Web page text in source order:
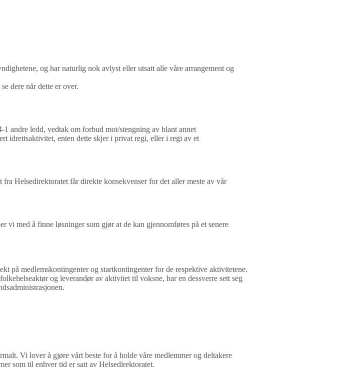
og har naturlig nok avlyst eller utsatt alle våre arrangement og
dere når dette er over.
andre ledd, vedtak om forbud mot/stengning av blant annet
idrettsaktivitet, enten dette skjer i privat regi, eller i regi av et
Helsedirektoratet får direkte konsekvenser for det aller meste av vår
med å finne løsninger som gjør at de kan gjennomføres på et senere
på medlemskontingenter og startkontingenter for de respektive aktivitetene.
og leverandør av aktivitet til voksne, har en dessverre sett seg
Vi lover å gjøre vårt beste for å holde våre medlemmer og deltakere
som til enhver tid er satt av Helsedirektoratet.